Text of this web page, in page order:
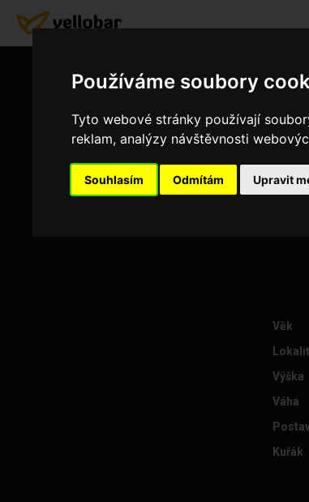
Používáme soubory
Tyto webové stránky používají
reklam, analýzy návštěvnosti
Souhlasím Odmítám Upravit
Věk
Výška
Váha
Kuřák